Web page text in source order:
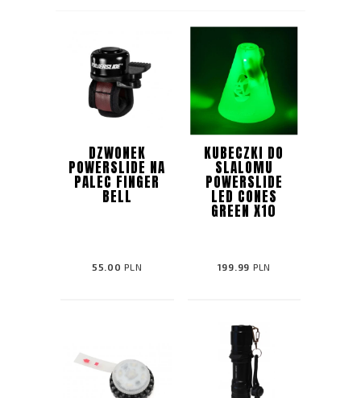
DZWONEK
POWERSLIDE NA
PALEC FINGER
BELL
55.00 PLN
KUBECZKI DO
SLALOMU
POWERSLIDE
LED CONES
GREEN X10
199.99 PLN